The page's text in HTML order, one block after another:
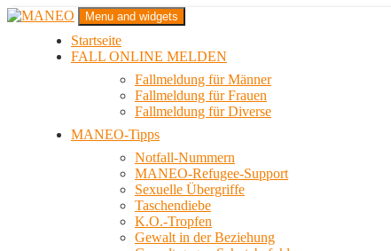
Zum
MANEO
Das schwule Anti-Gewalt-Projekt in Berlin
Menu and widgets
Startseite
FALL ONLINE MELDEN
Fallmeldung für Männer
Fallmeldung für Frauen
Fallmeldung für Diverse
MANEO-Tipps
Notfall-Nummern
MANEO-Refugee-Support
Sexuelle Übergriffe
Taschendiebe
K.O.-Tropfen
Gewalt in der Beziehung